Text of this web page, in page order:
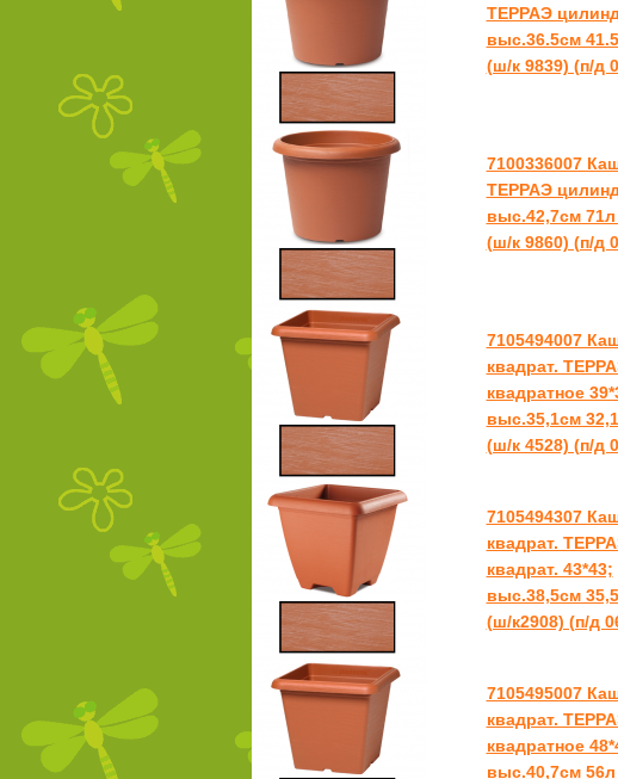
ТЕРРАЭ
выс.36.5см
(ш/к 9839) (п/д
7100336007
ТЕРРАЭ
выс.42,7см 71л
(ш/к 9860) (п/д
7105494007
квадрат.
квадратное
выс.35,1см
(ш/к 4528) (п/д
7105494307
квадрат.
квадрат. 43*43;
выс.38,5см
(ш/к2908) (п/д
7105495007
квадрат.
квадратное
выс.40,7см 56л